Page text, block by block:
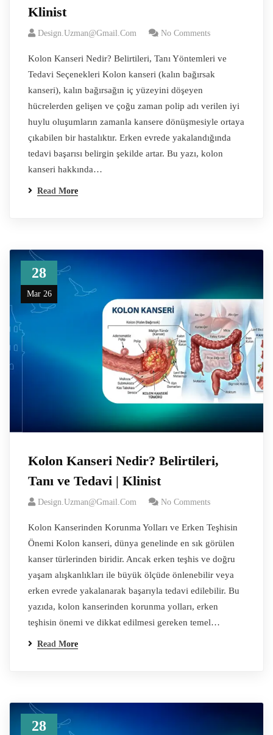
Klinist
Design.uzman@gmail.com No Comments
Kolon Kanseri Nedir? Belirtileri, Tanı Yöntemleri ve
Tedavi Seçenekleri Kolon kanseri (kalın bağırsak
kanseri), kalın bağırsağın iç yüzeyini döşeyen
hücrelerden gelişen ve çoğu zaman polip adı verilen iyi
huylu oluşumların zamanla kansere dönüşmesiyle ortaya
çıkabilen bir hastalıktır. Erken evrede yakalandığında
tedavi başarısı belirgin şekilde artar. Bu yazı, kolon
kanseri hakkında…
Read More
28
Mar 26
Kolon Kanseri Nedir? Belirtileri,
Tanı ve Tedavi | Klinist
Design.uzman@gmail.com No Comments
Kolon Kanserinden Korunma Yolları ve Erken Teşhisin
Önemi Kolon kanseri, dünya genelinde en sık görülen
kanser türlerinden biridir. Ancak erken teşhis ve doğru
yaşam alışkanlıkları ile büyük ölçüde önlenebilir veya
erken evrede yakalanarak başarıyla tedavi edilebilir. Bu
yazıda, kolon kanserinden korunma yolları, erken
teşhisin önemi ve dikkat edilmesi gereken temel…
Read More
28